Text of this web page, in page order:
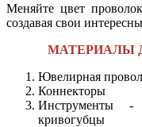
Меняйте цвет
создавая свои
МАТЕРИАЛЫ
Ювелирная
Коннекторы
Инструменты -
кривогубцы